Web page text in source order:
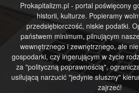
Prokapitalizm.pl - portal poświęcony
historii, kulturze. Popieramy
przedsiębiorczość, niskie podatki.
państwem minimum, pilnującym
wewnętrznego i zewnętrznego, ale
gospodarki, czy ingerującym w życie
za "polityczną poprawnością",
usiłującą narzucić "jedynie słuszny"
zajrzeć!